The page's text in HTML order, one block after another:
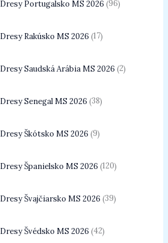
Dresy Portugalsko MS 2026 96
Dresy Rakúsko MS 2026 17
Dresy Saudská Arábia MS 2026 2
Dresy Senegal MS 2026 38
Dresy Škótsko MS 2026 9
Dresy Španielsko MS 2026 120
Dresy Švajčiarsko MS 2026 39
Dresy Švédsko MS 2026 42